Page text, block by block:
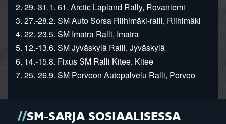
2. 29.-31.1. 61. Arctic Lapland Rally, Rovaniemi
3. 27.-28.2. SM Auto Sorsa Riihimäki-ralli, Riihimäki
4. 22.-23.5. SM Imatra Ralli, Imatra
5. 12.-13.6. SM Jyväskylä Ralli, Jyväskylä
6. 14.-15.8. Fixus SM Ralli Kitee, Kitee
7. 25.-26.9. SM Porvoon Autopalvelu Ralli, Porvoo
SM-SARJA SOSIAALISESSA